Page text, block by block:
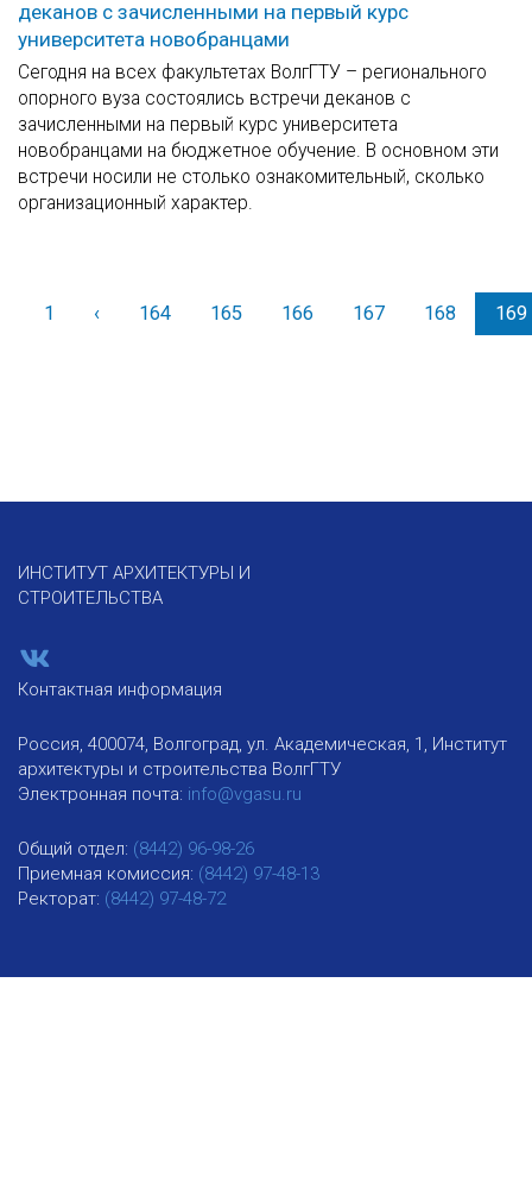
деканов с зачисленными на первый курс
университета новобранцами
Сегодня на всех факультетах ВолгГТУ – регионального
опорного вуза состоялись встречи деканов с
зачисленными на первый курс университета
новобранцами на бюджетное обучение. В основном эти
встречи носили не столько ознакомительный, сколько
организационный характер.
1 ‹Назад164 165 166 167 168 169
ИНСТИТУТ АРХИТЕКТУРЫ И
СТРОИТЕЛЬСТВА
Контактная информация
Россия, 400074, Волгоград, ул. Академическая, 1, Институт
архитектуры и строительства ВолгГТУ
Электронная почта: info@vgasu.ru
Общий отдел: (8442) 96-98-26
Приемная комиссия: (8442) 97-48-13
Ректорат: (8442) 97-48-72